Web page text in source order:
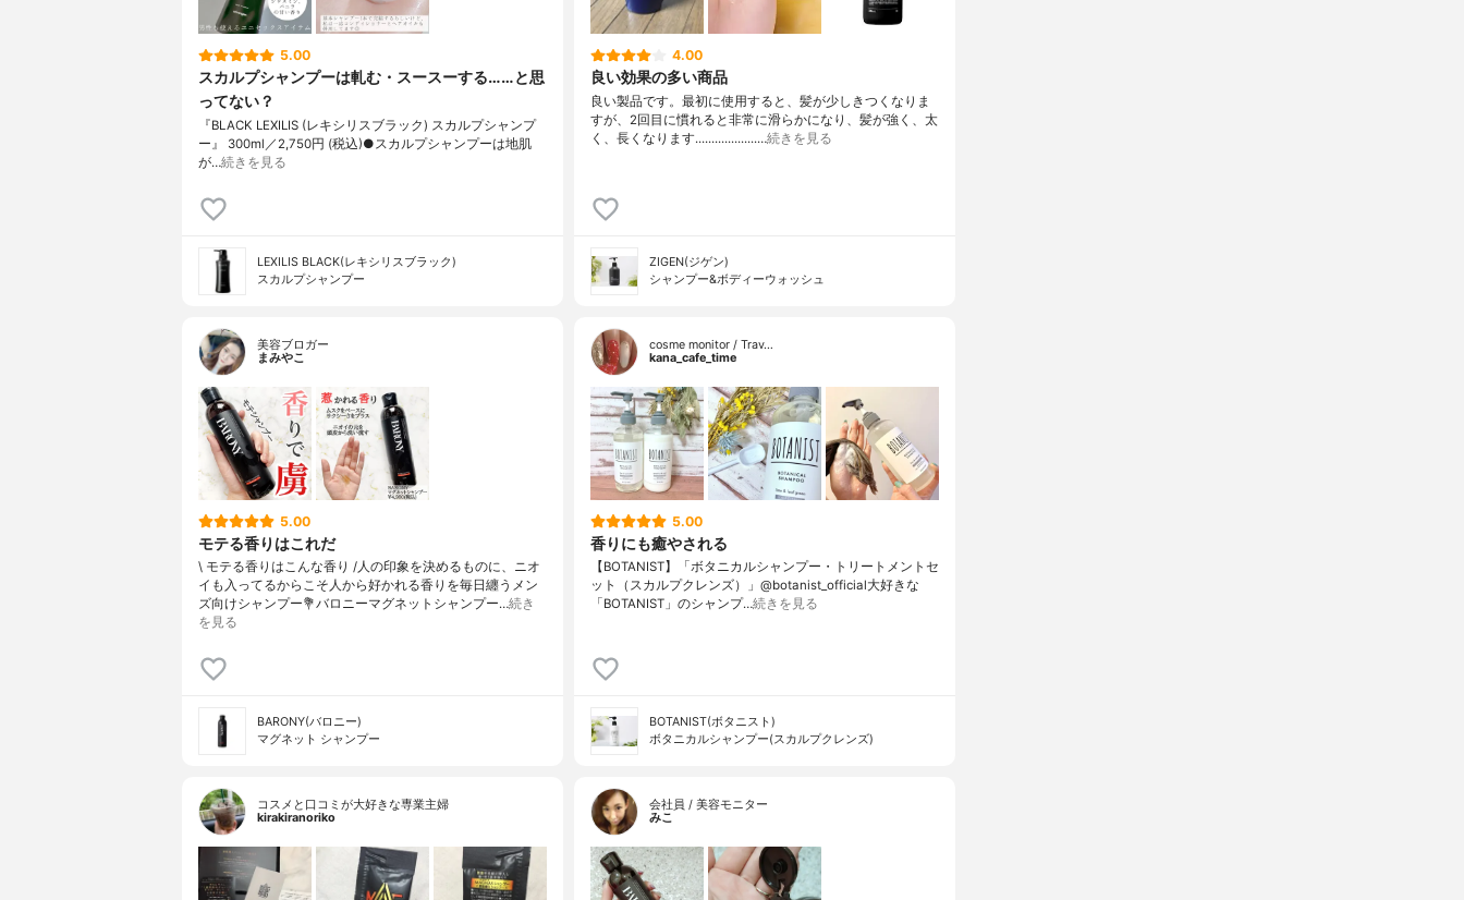
5.00
スカルプシャンプーは軋む・スースーする……と思
ってない？
『BLACK LEXILIS (レキシリスブラック) スカルプシャンプ
ー』 300ml／2,750円 (税込)●スカルプシャンプーは地肌
が…続きを見る
LEXILIS BLACK(レキシリスブラック)
スカルプシャンプー
4.00
良い効果の多い商品
良い製品です。最初に使用すると、髪が少しきつくなりま
すが、2回目に慣れると非常に滑らかになり、髪が強く、太
く、長くなります...................…続きを見る
ZIGEN(ジゲン)
シャンプー&ボディーウォッシュ
美容ブロガー
まみやこ
5.00
モテる香りはこれだ
\ モテる香りはこんな香り /⁡人の印象を決めるものに、ニオ
イも入ってるからこそ人から好かれる香りを毎日纏うメン
ズ向けシャンプー⁡💐バロニーマグネットシャンプー…続き
を見る
BARONY(バロニー)
マグネット シャンプー
cosme monitor / Trav…
kana_cafe_time
5.00
香りにも癒やされる
【BOTANIST】「ボタニカルシャンプー・トリートメントセ
ット（スカルプクレンズ）」@botanist_official大好きな
「BOTANIST」のシャンプ…続きを見る
BOTANIST(ボタニスト)
ボタニカルシャンプー(スカルプクレンズ)
コスメと口コミが大好きな専業主婦
kirakiranoriko
会社員 / 美容モニター
みこ